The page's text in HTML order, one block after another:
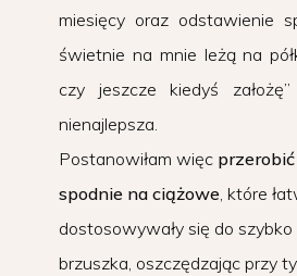
miesięcy oraz odstawienie
świetnie na mnie leżą na
czy jeszcze kiedyś
nienajlepsza.
Postanowiłam więc
spodnie na ciążowe , które
dostosowywały się do
brzuszka, oszczędzając przy